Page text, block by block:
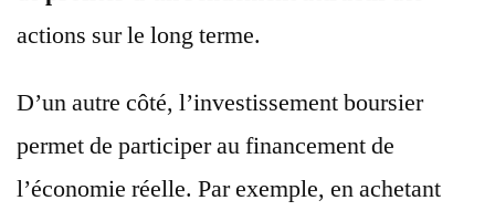
actions sur le long terme.
D’un autre côté, l’investissement boursier
permet de participer au financement de
l’économie réelle. Par exemple, en achetant